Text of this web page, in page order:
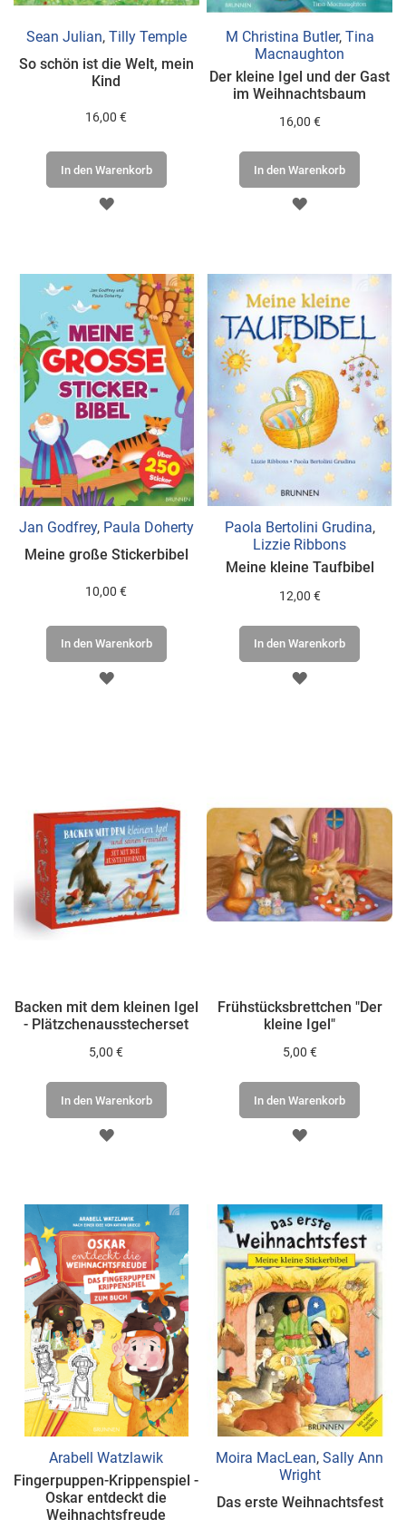
Sean Julian, Tilly Temple
So schön ist die Welt, mein
Kind
16,00 €
In den Warenkorb
ZUR
M Christina Butler, Tina
Macnaughton
Der kleine Igel und der Gast
im Weihnachtsbaum
16,00 €
In den Warenkorb
ZUR
Jan Godfrey, Paula Doherty
Meine große Stickerbibel
10,00 €
In den Warenkorb
ZUR
Paola Bertolini Grudina,
Lizzie Ribbons
Meine kleine Taufbibel
12,00 €
In den Warenkorb
ZUR
Backen mit dem kleinen Igel
- Plätzchenausstecherset
5,00 €
In den Warenkorb
ZUR
Frühstücksbrettchen "Der
kleine Igel"
5,00 €
In den Warenkorb
ZUR
Arabell Watzlawik
Fingerpuppen-Krippenspiel -
Oskar entdeckt die
Weihnachtsfreude
Moira MacLean,Sally Ann
Wright
Das erste Weihnachtsfest